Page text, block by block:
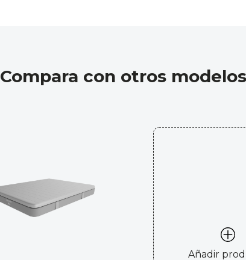
Compara con otros modelos
Añadir